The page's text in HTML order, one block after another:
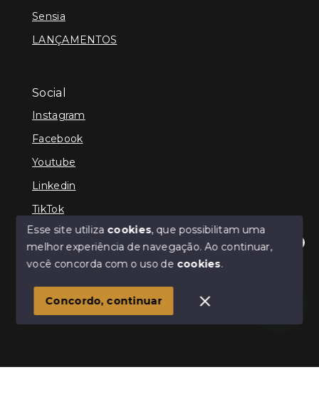
Olá! Estamos disponíveis para te ajudar.
Sensia
LANÇAMENTOS
Social
Instagram
Facebook
Youtube
Linkedin
TikTok
© Copyright 2026 - TEFE IMÓVEIS - Todos os direitos
SITE PARA IMOBILIARIA
Esse site utiliza cookies, que possibilitam uma
melhor experiência de navegação.Ao continuar,
você concorda com o uso de cookies.
Concordo, continuar